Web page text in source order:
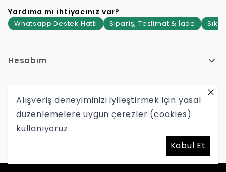
Alışveriş deneyiminizi iyileştirmek için yasal
düzenlemelere uygun çerezler (cookies)
kullanıyoruz.
Kabul Et
Yardıma mı ihtiyacınız var?
Whatsapp Destek Hattı Sipariş, Teslimat & İade
Hesabım
Yardım
Hypetr Tekstil Mağazacılık İç Ve Dış Ticaret Limited Şirketi